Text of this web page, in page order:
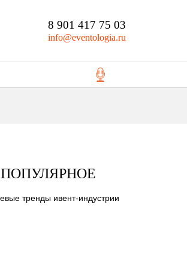
8 901 417 75 03
info@eventologia.ru
ПОПУЛЯРНОЕ